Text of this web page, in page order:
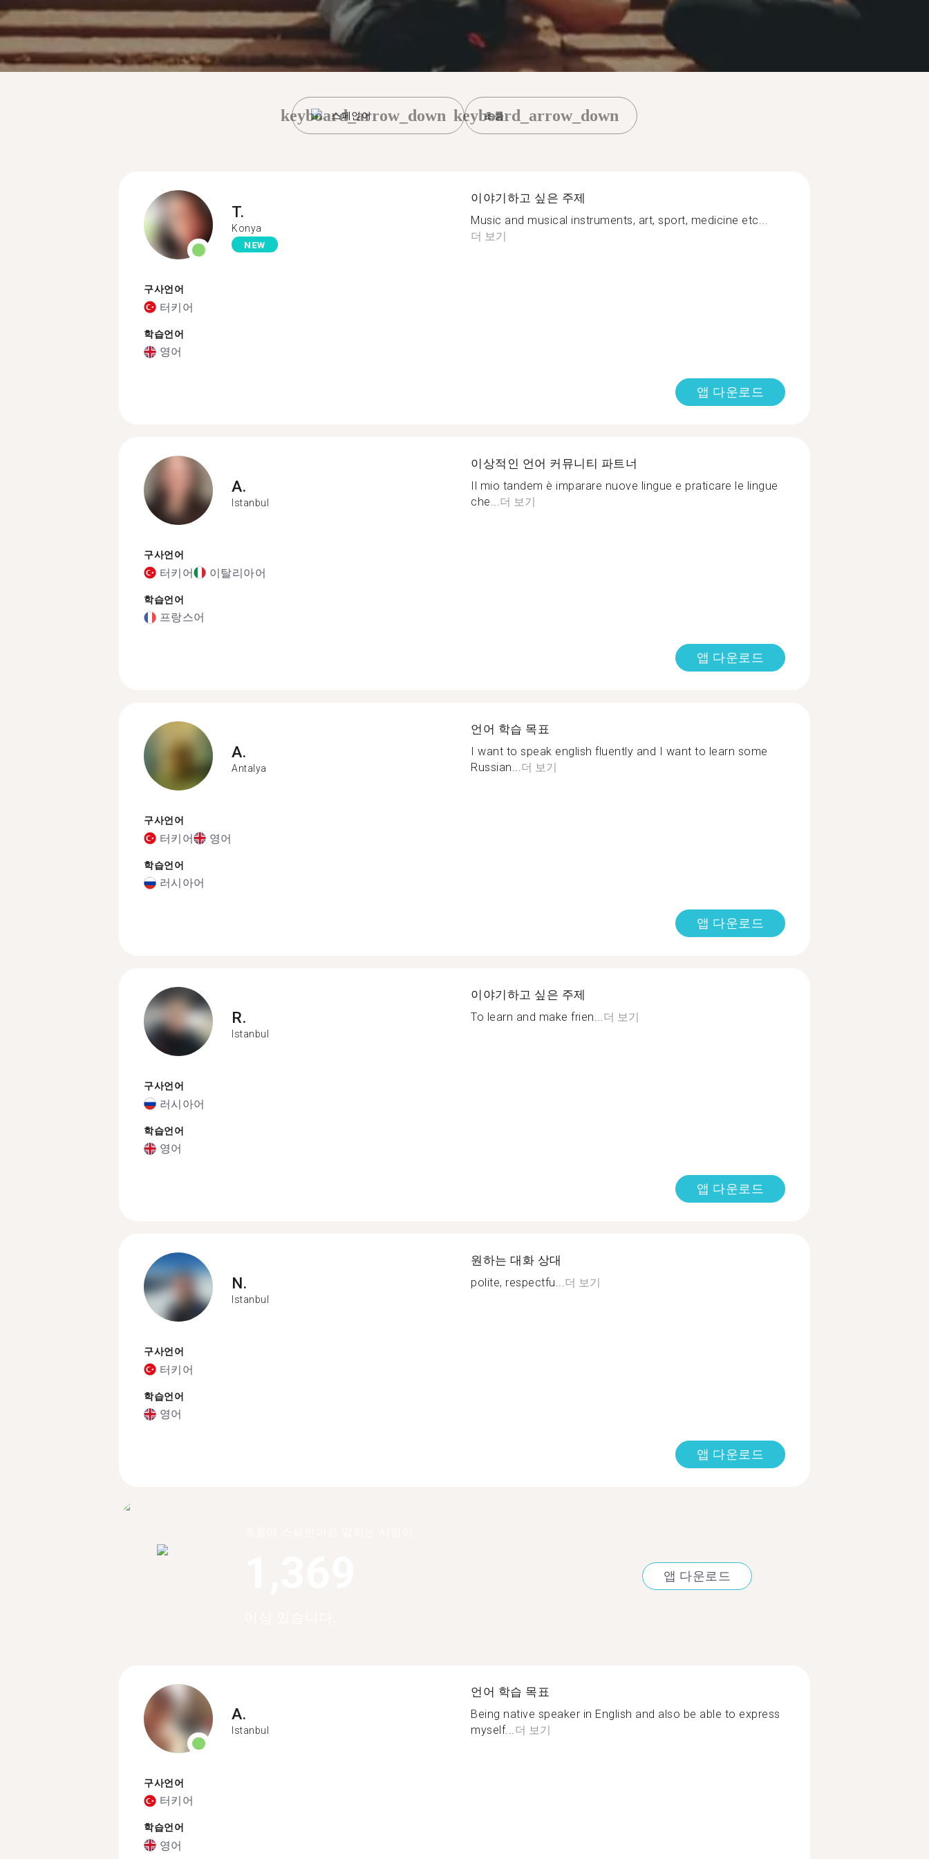
스페인어
keyboard_arrow_down 초룸
keyboard_arrow_down
T.
Konya
NEW
구사언어
터키어
학습언어
영어
이야기하고 싶은 주제
Music and musical instruments, art, sport, medicine etc...
더 보기
앱 다운로드
A.
Istanbul
구사언어
터키어 이탈리아어
학습언어
프랑스어
이상적인 언어 커뮤니티 파트너
Il mio tandem è imparare nuove lingue e praticare le lingue
che...더 보기
앱 다운로드
A.
Antalya
구사언어
터키어 영어
학습언어
러시아어
언어 학습 목표
I want to speak english fluently and I want to learn some
Russian...더 보기
앱 다운로드
R.
Istanbul
구사언어
러시아어
학습언어
영어
이야기하고 싶은 주제
To learn and make frien...더 보기
앱 다운로드
N.
Istanbul
구사언어
터키어
학습언어
영어
원하는 대화 상대
polite, respectfu...더 보기
앱 다운로드
앱 다운로드
A.
Istanbul
구사언어
터키어
학습언어
영어
언어 학습 목표
Being native speaker in English and also be able to express
myself... 더 보기